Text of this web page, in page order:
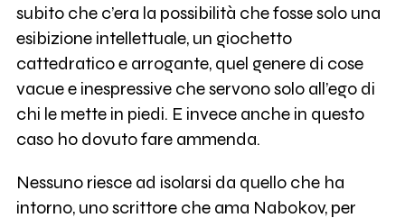
subito che c’era la possibilità che fosse solo una
esibizione intellettuale, un giochetto
cattedratico e arrogante, quel genere di cose
vacue e inespressive che servono solo all’ego di
chi le mette in piedi. E invece anche in questo
caso ho dovuto fare ammenda.
Nessuno riesce ad isolarsi da quello che ha
intorno, uno scrittore che ama Nabokov, per